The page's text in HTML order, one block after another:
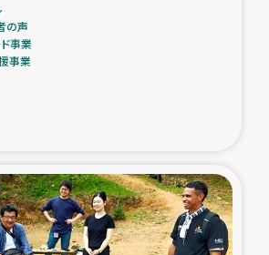
の声
事業
事業